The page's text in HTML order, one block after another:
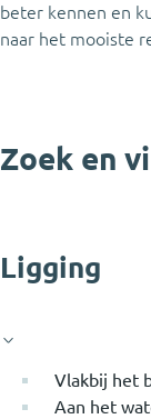
beter kennen en
naar het mooiste
Zoek en
Ligging
Vlakbij het
Aan het